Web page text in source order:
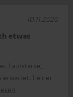
etwas
Lautstärke,
erwartet. Leider
10.11.2020